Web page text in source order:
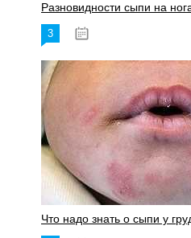
Разновидности сыпи на
3
Что надо знать о сыпи у